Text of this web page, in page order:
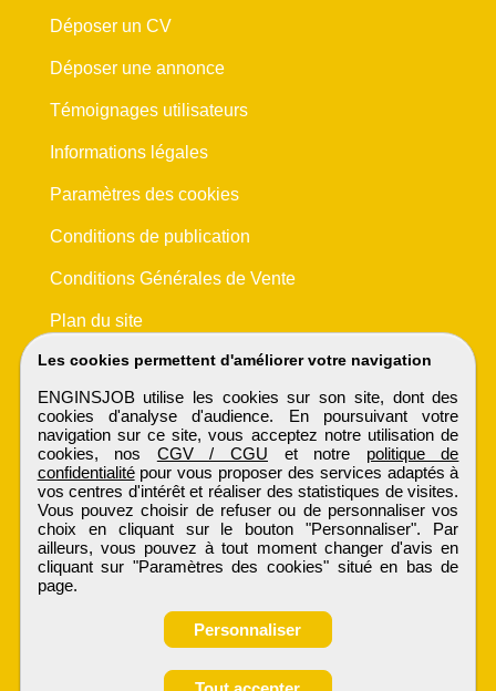
Obtenir ses
Les cookies permettent d'améliorer votre navigation
ENGINSJOB utilise les cookies sur son site, dont des
cookies d'analyse d'audience. En poursuivant votre
navigation sur ce site, vous acceptez notre utilisation de
cookies, nos CGV / CGU et notre politique de
confidentialitépour vous proposer des services adaptés à
vos centres d'intérêt et réaliser des statistiques de visites.
Vous pouvez choisir de refuser ou de personnaliser vos
choix en cliquant sur le bouton "Personnaliser". Par
ailleurs, vous pouvez à tout moment changer d'avis en
cliquant sur "Paramètres des cookies" situé en bas de
page.
Personnaliser
Déposer un CV
Déposer une annonce
Témoignages utilisateurs
Informations légales
Paramètres des cookies
Conditions de publication
Conditions Générales de Vente
Plan du site